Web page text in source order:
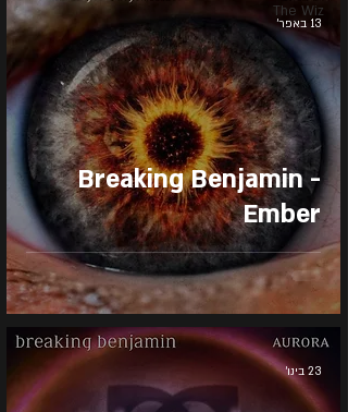
The Wiz
Breaking Benjamin -
Ember
13 באפר׳
23 בינו׳